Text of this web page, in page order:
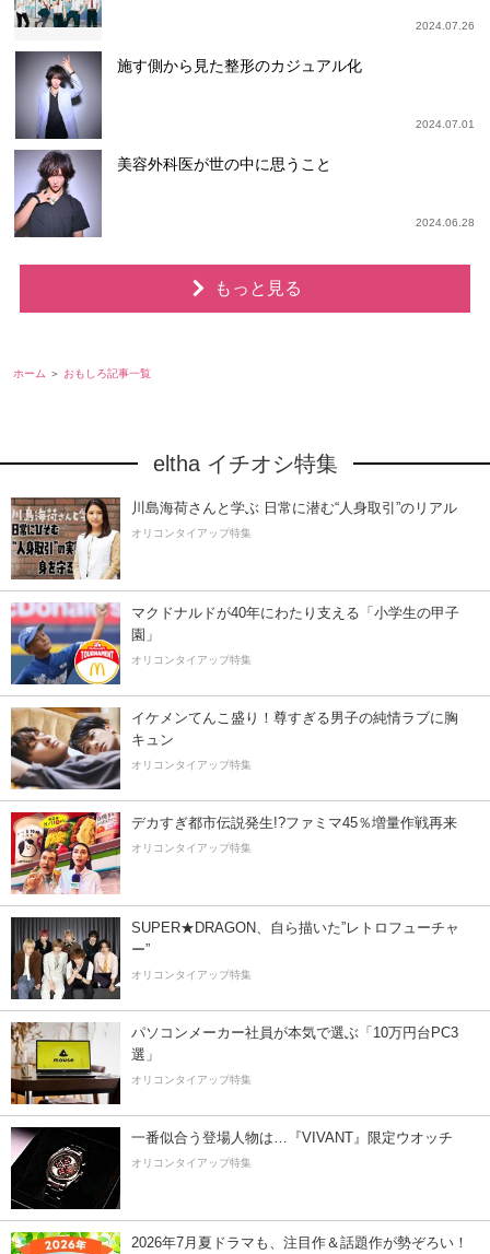
2024.07.26
施す側から見た整形のカジュアル化
2024.07.01
美容外科医が世の中に思うこと
2024.06.28
もっと見る
ホーム おもしろ記事一覧
eltha イチオシ特集
川島海荷さんと学ぶ 日常に潜む“人身取引”のリアル
オリコンタイアップ特集
マクドナルドが40年にわたり支える「小学生の甲子
園」
オリコンタイアップ特集
イケメンてんこ盛り！尊すぎる男子の純情ラブに胸
キュン
オリコンタイアップ特集
デカすぎ都市伝説発生!?ファミマ45％増量作戦再来
オリコンタイアップ特集
SUPER★DRAGON、自ら描いた”レトロフューチャ
ー”
オリコンタイアップ特集
パソコンメーカー社員が本気で選ぶ「10万円台PC3
選」
オリコンタイアップ特集
一番似合う登場人物は…『VIVANT』限定ウオッチ
オリコンタイアップ特集
2026年7月夏ドラマも、注目作＆話題作が勢ぞろい！